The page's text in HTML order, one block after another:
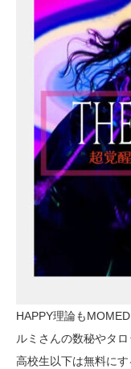
HAPPY理論もMOMED
ルミさんの数秘やタ
高校生以下は無料にす